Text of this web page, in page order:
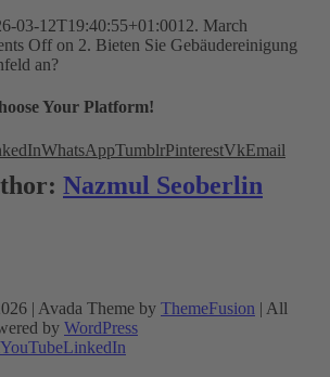
03-12T19:40:55+01:0012. March
Off on 2. Bieten Sie Gebäudereinigung
an?
Your Platform!
WhatsAppTumblrPinterestVkEmail
Nazmul Seoberlin
| Avada Theme by ThemeFusion | All
by WordPress
YouTubeLinkedIn